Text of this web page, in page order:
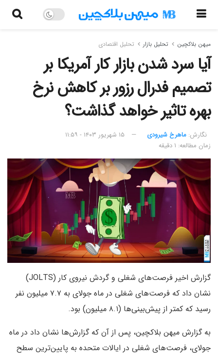
میهن بلاکچین تحلیل بازار تحلیل اقتصادی
آیا سرد شدن بازار کار آمریکا بر
تصمیم فدرال رزور بر کاهش نرخ
بهره تاثیر خواهد گذاشت؟
نگارش:‌ ماهرخ شیرودی
۱۵ شهریور ۱۴۰۳ - ۱۱:۵۹
زمان مطالعه: ۱ دقیقه
گزارش اخیر فرصت‌های شغلی و گردش نیروی کار (JOLTS)
نشان داد که فرصت‌های شغلی در ماه جولای به ۷.۷ میلیون نفر
رسید که کمتر از پیش‌بینی‌ها (۸.۱ میلیون) بود.
به گزارش میهن بلاکچین، پس از آن که گزارش‌ها نشان داد در ماه
جولای، فرصت‌های شغلی در ایالات متحده به پایین‌ترین سطح